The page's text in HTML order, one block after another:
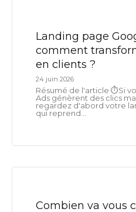
Landing page
comment
en clients ?
24 juin 2026
Résumé de l'article ⏱️Si
Ads génèrent des clics
regardez d'abord votre
qui reprend...
Combien va vous